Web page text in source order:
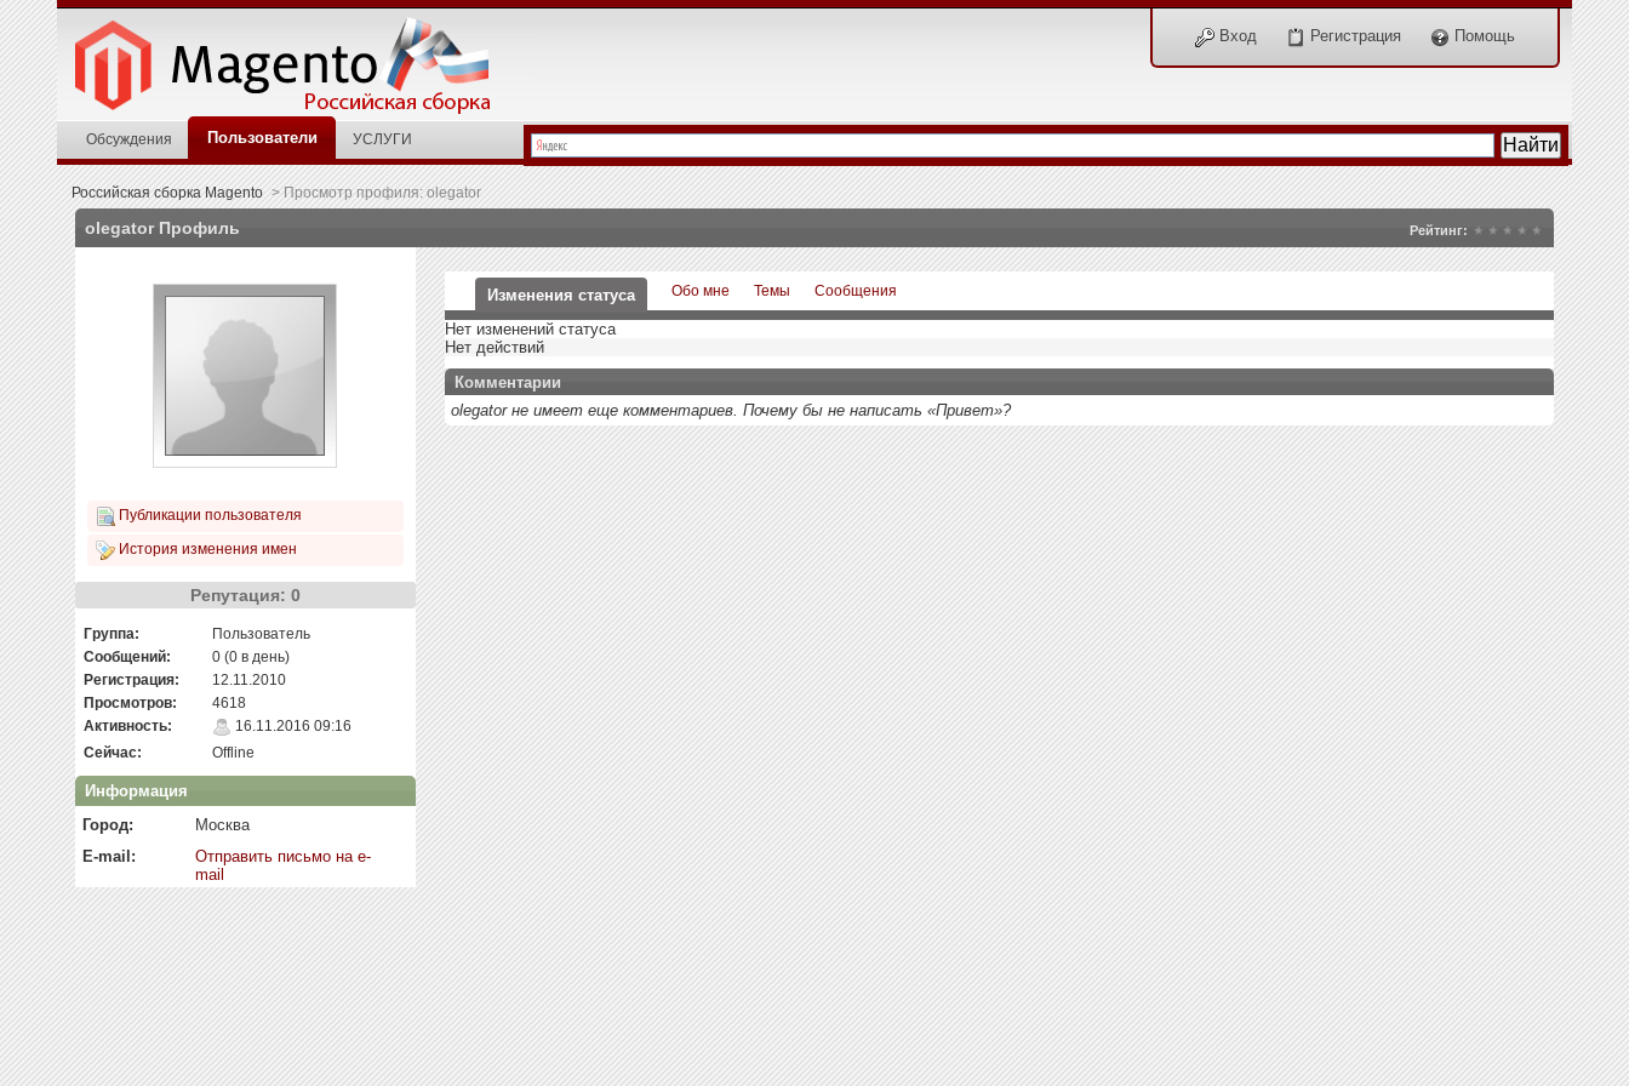
Вход Регистрация Помощь
Обсуждения Пользователи УСЛУГИ
Российская сборка Magento >Просмотр профиля: olegator
olegatorПрофиль Рейтинг:
Публикации пользователя
История изменения имен
Репутация: 0
Группа:
Пользователь
Сообщений:
0 (0 в день)
Регистрация:
12.11.2010
Просмотров:
4618
Активность:
16.11.2016 09:16
Сейчас:
Offline
Информация
Город:
Москва
E-mail:
Отправить письмо на e-
mail
Изменения статуса Обо мне Темы Сообщения
Нет изменений статуса
Нет действий
Комментарии
olegator не имеет еще комментариев. Почему бы не написать «Привет»?